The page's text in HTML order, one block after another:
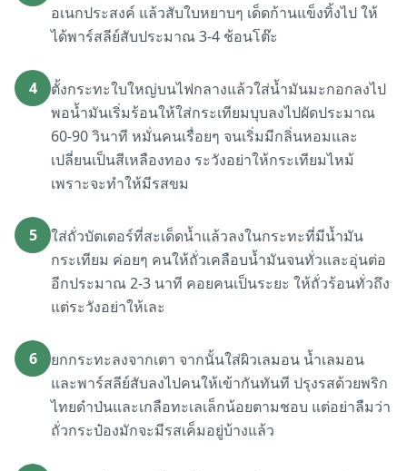
อเนกประสงค์ แล้วสับใบหยาบๆ เด็ดก้านแข็งทิ้งไป ให้
ได้พาร์สลีย์สับประมาณ 3-4 ช้อนโต๊ะ
4
ตั้งกระทะใบใหญ่บนไฟกลางแล้วใส่น้ำมันมะกอกลงไป
พอน้ำมันเริ่มร้อนให้ใส่กระเทียมบุบลงไปผัดประมาณ
60-90 วินาที หมั่นคนเรื่อยๆ จนเริ่มมีกลิ่นหอมและ
เปลี่ยนเป็นสีเหลืองทอง ระวังอย่าให้กระเทียมไหม้
เพราะจะทำให้มีรสขม
5
ใส่ถั่วบัตเตอร์ที่สะเด็ดน้ำแล้วลงในกระทะที่มีน้ำมัน
กระเทียม ค่อยๆ คนให้ถั่วเคลือบน้ำมันจนทั่วและอุ่นต่อ
อีกประมาณ 2-3 นาที คอยคนเป็นระยะ ให้ถั่วร้อนทั่วถึง
แต่ระวังอย่าให้เละ
6
ยกกระทะลงจากเตา จากนั้นใส่ผิวเลมอน น้ำเลมอน
และพาร์สลีย์สับลงไปคนให้เข้ากันทันที ปรุงรสด้วยพริก
ไทยดำป่นและเกลือทะเลเล็กน้อยตามชอบ แต่อย่าลืมว่า
ถั่วกระป๋องมักจะมีรสเค็มอยู่บ้างแล้ว